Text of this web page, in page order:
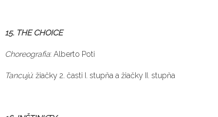
15. THE CHOICE
Choreografia: Alberto Poti
Tancujú: žiačky 2. časti I. stupňa a žiačky II. stupňa